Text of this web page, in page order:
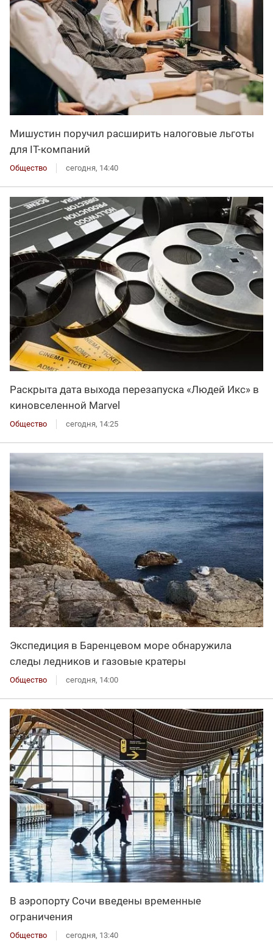
Мишустин поручил расширить налоговые льготы
для IT-компаний
Общество сегодня, 14:40
Раскрыта дата выхода перезапуска «Людей Икс» в
киновселенной Marvel
Общество сегодня, 14:25
Экспедиция в Баренцевом море обнаружила
следы ледников и газовые кратеры
Общество сегодня, 14:00
В аэропорту Сочи введены временные
ограничения
Общество сегодня, 13:40